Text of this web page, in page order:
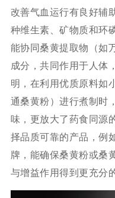
改善气血运行有良好辅
种维生素、矿物质和环
能协同桑黄提取物（如
成分，共同作用于人体
明，在利用优质原料如
通桑黄粉）进行煮制时
味，更放大了药食同源
择品质可靠的产品，例
牌，能确保桑黄粉或桑
与增益作用得到更充分